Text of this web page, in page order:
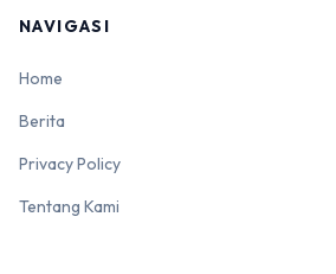
NAVIGASI
Home
Berita
Privacy Policy
Tentang Kami